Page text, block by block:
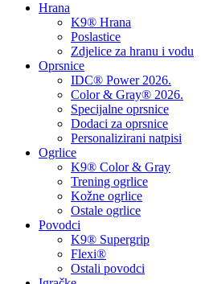
Hrana
K9® Hrana
Poslastice
Zdjelice za hranu i vodu
Oprsnice
IDC® Power 2026.
Color & Gray® 2026.
Specijalne oprsnice
Dodaci za oprsnice
Personalizirani natpisi
Ogrlice
K9® Color & Gray
Trening ogrlice
Kožne ogrlice
Ostale ogrlice
Povodci
K9® Supergrip
Flexi®
Ostali povodci